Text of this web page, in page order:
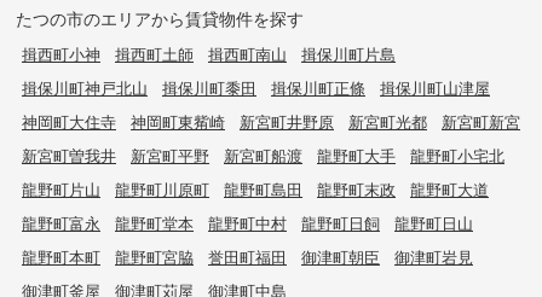
たつの市のエリアから賃貸物件を探す
揖西町小神 揖西町土師 揖西町南山
揖保川町片島
揖保川町神戸北山
揖保川町黍田 揖保川町正條
揖保川町山津屋
神岡町大住寺
神岡町東觜崎 新宮町井野原 新宮町光都
新宮町新宮
新宮町曽我井
新宮町平野 新宮町船渡 龍野町大手
龍野町小宅北
龍野町片山
龍野町川原町 龍野町島田 龍野町末政
龍野町大道
龍野町富永
龍野町堂本 龍野町中村 龍野町日飼
龍野町日山
龍野町本町
龍野町宮脇 誉田町福田 御津町朝臣
御津町岩見
御津町釜屋
御津町苅屋 御津町中島